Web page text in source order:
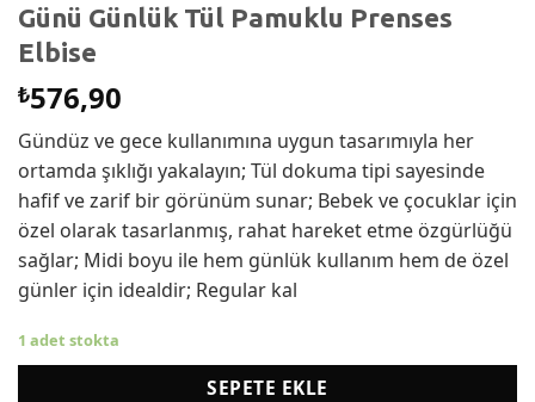
Günü Günlük Tül Pamuklu Prenses
Elbise
₺576,90
Gündüz ve gece kullanımına uygun tasarımıyla her
ortamda şıklığı yakalayın; Tül dokuma tipi sayesinde
hafif ve zarif bir görünüm sunar; Bebek ve çocuklar için
özel olarak tasarlanmış, rahat hareket etme özgürlüğü
sağlar; Midi boyu ile hem günlük kullanım hem de özel
günler için idealdir; Regular kal
1 adet stokta
SEPETE EKLE